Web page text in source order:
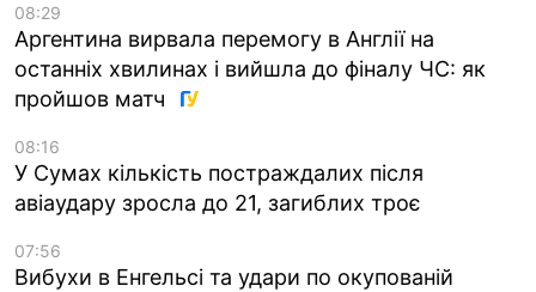
08:29
Аргентина вирвала перемогу в Англії на
останніх хвилинах і вийшла до фіналу ЧС: як
пройшов матч
08:16
У Сумах кількість постраждалих після
авіаудару зросла до 21, загиблих троє
07:56
Вибухи в Енгельсі та удари по окупованій